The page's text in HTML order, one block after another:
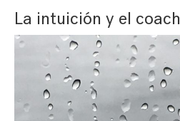
La intuición y el coach